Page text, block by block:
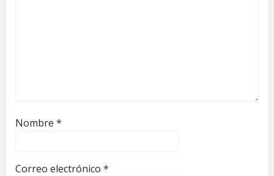
Nombre *
Correo electrónico *